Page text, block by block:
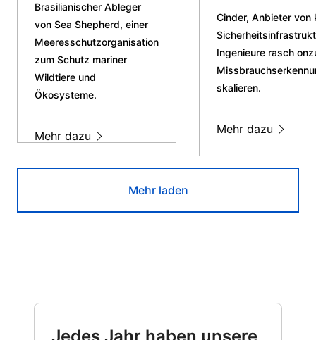
Brasilianischer Ableger
von Sea Shepherd, einer
Meeresschutzorganisation
zum Schutz mariner
Wildtiere und
Ökosysteme.
Mehr dazu
Cinder, Anbieter von
Ingenieure rasch
skalieren.
Mehr dazu
Mehr laden